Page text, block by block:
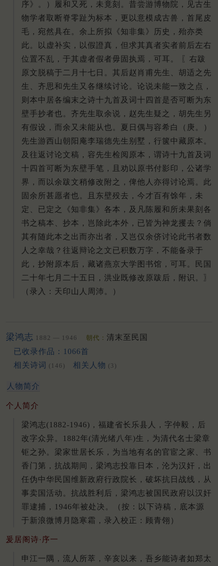
序》。）履和又死，未竟刻。昔尝游博物院，见古生
物学者取断脊零趾为标本，更以意模成古兽，首尾皮
毛，宛然具在。余上所拟《知非集》历史，殆亦类
此。以虚补实，以假證真，但求其真者实者前后左右
位置不乱，于其虚者假者毋固执焉，可耳。 〖右跋
原文脱稿于二月十七日。其后赵肖甫先生、胡适之先
生、齐思和先生又各继续讨论。论说未能一致之点，
则本中居各编末之诗十九首及词十四首是否可断为东
壁手抄者也。齐先生取余说，赵先生疑之，胡先生另
有假设，而余又未能从也。夏日偶与容希白（庚。）
先生游西山朝阳庵李瑞德先生别墅，行箧中藏原本。
及往返讨论文稿，容先生检阅原本，谓诗十九首及词
十四首可断为东壁手笔，且劝以原书付影印，公诸学
界，而以余跋文稍修改附之，俾他人亦得讨论焉。此
固余所甚愿者也。且东壁殁去，今才百有馀年，未
定、已定之《知非集》各本，及凡陈履和所未果刻各
书之稿本、抄本，岂除此本外，已皆为神龙攫去？倘
其有随此本之出而亦出者，又岂仅余侪讨论此书者数
人之幸哉？往返辩论之文已积数万字，不能备录于
此，抄附原本后，藏诸燕京大学图书馆，可耳。民国
二十年七月二十五日，洪业既修改原跋后，附识。〗
（录入：天印山人周沛。）
梁鸿志 1882 — 1946 朝代： 清末至民国
已收录作品：1066首
相关诗词 (146) 相关人物 (3)
人物简介
个人简介
梁鸿志(1882-1946)，福建省长乐县人，字仲毅，后
改字众异。1882年(清光绪八年)生，为清代名士梁章
钜之孙。梁家世居长乐，为当地有名的官宦之家、书
香门第，抗战期间，梁鸿志投靠日本，沦为汉奸，出
任伪中华民国维新政府行政院长，破坏抗日战线，从
事卖国活动。抗战胜利后，梁鸿志被国民政府以汉奸
罪逮捕，1946年被处决。（按：以下诗稿，底本源
于新浪微博月隐寒霜，录入校正：顾青翎）
爰居阁诗·序一
申江一隅，流人所萃，辛亥以来，吾乡能诗者如郑太